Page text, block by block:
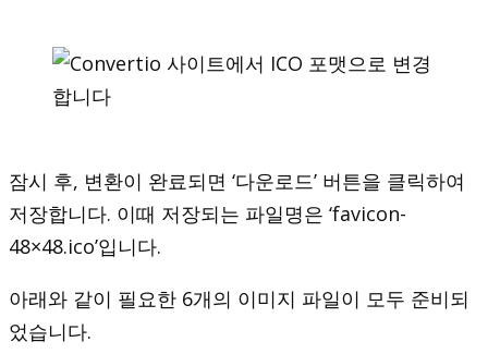
잠시 후, 변환이 완료되면 ‘다운로드’ 버튼을 클릭하여
저장합니다. 이때 저장되는 파일명은 ‘favicon-
48×48.ico’입니다.
아래와 같이 필요한 6개의 이미지 파일이 모두 준비되
었습니다.